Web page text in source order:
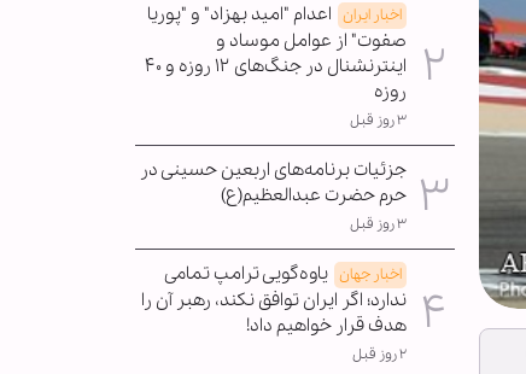
اخبار ایران اعدام "امید بهزاد" و "پوریا
صفوت" از عوامل موساد و
اینترنشنال در جنگ‌های ۱۲ روزه و ۴۰
روزه
۳ روز قبل
جزئیات برنامه‌های اربعین حسینی در
حرم حضرت عبدالعظیم(ع)
۳ روز قبل
اخبار جهان یاوه‌گویی ترامپ تمامی
ندارد؛ اگر ایران توافق نکند، رهبر آن را
هدف قرار خواهیم داد!
۲ روز قبل